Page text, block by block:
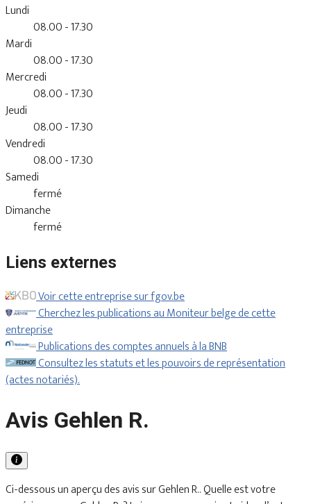
Lundi
08.00 - 17.30
Mardi
08.00 - 17.30
Mercredi
08.00 - 17.30
Jeudi
08.00 - 17.30
Vendredi
08.00 - 17.30
Samedi
fermé
Dimanche
fermé
Liens externes
Voir cette entreprise sur fgov.be
Cherchez les publications au Moniteur belge de cette
entreprise
Publications des comptes annuels à la BNB
Consultez les statuts et les pouvoirs de représentation
(actes notariés).
Avis Gehlen R.
Ci-dessous un aperçu des avis sur Gehlen R.. Quelle est votre